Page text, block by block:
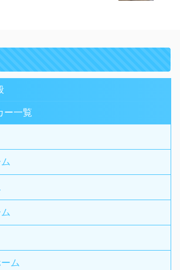
ー一覧
ム